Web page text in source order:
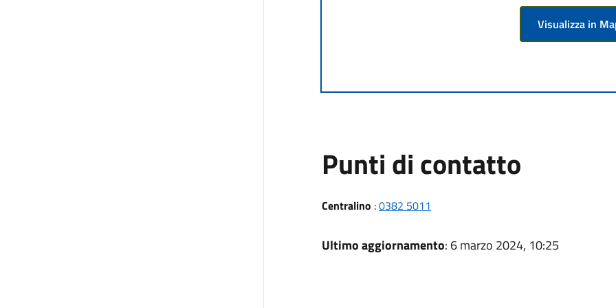
Visualizza in
Punti di contatto
Centralino :0382 5011
Ultimo aggiornamento: 6 marzo 2024, 10:25